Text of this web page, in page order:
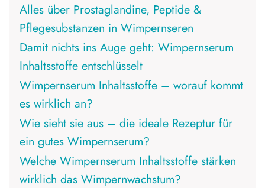
Alles über Prostaglandine, Peptide &
Pflegesubstanzen in Wimpernseren
Damit nichts ins Auge geht: Wimpernserum
Inhaltsstoffe entschlüsselt
Wimpernserum Inhaltsstoffe – worauf kommt
es wirklich an?
Wie sieht sie aus – die ideale Rezeptur für
ein gutes Wimpernserum?
Welche Wimpernserum Inhaltsstoffe stärken
wirklich das Wimpernwachstum?